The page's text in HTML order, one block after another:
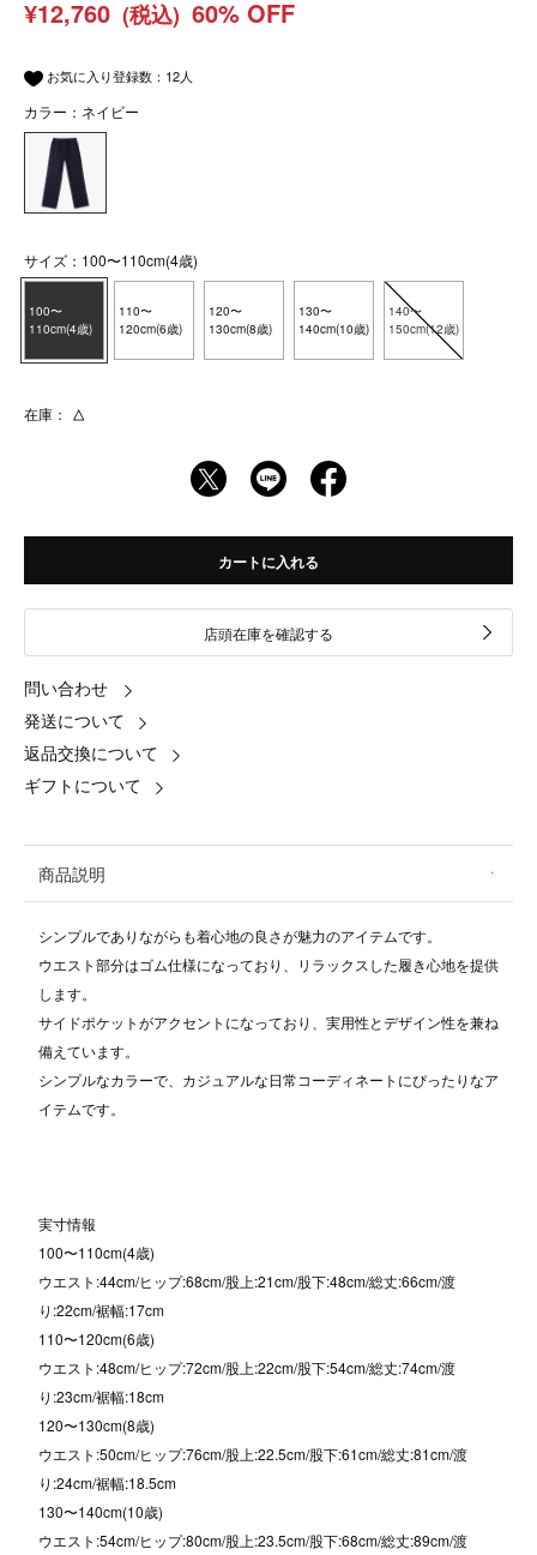
¥12,760 (税込) 60% OFF
お気に入り登録数： 12人
カラー：ネイビー
サイズ：100〜110cm(4歳)
100〜
110cm(4歳)
110〜
120cm(6歳)
120〜
130cm(8歳)
130〜
140cm(10歳)
140〜
150cm(12歳)
在庫： △
カートに入れる
店頭在庫を確認する
問い合わせ
発送について
返品交換について
ギフトについて
商品説明
シンプルでありながらも着心地の良さが魅力のアイテムです。
ウエスト部分はゴム仕様になっており、リラックスした履き心地を提供
します。
サイドポケットがアクセントになっており、実用性とデザイン性を兼ね
備えています。
シンプルなカラーで、カジュアルな日常コーディネートにぴったりなア
イテムです。
実寸情報
100〜110cm(4歳)
ウエスト:44cm/ヒップ:68cm/股上:21cm/股下:48cm/総丈:66cm/渡
り:22cm/裾幅:17cm
110〜120cm(6歳)
ウエスト:48cm/ヒップ:72cm/股上:22cm/股下:54cm/総丈:74cm/渡
り:23cm/裾幅:18cm
120〜130cm(8歳)
ウエスト:50cm/ヒップ:76cm/股上:22.5cm/股下:61cm/総丈:81cm/渡
り:24cm/裾幅:18.5cm
130〜140cm(10歳)
ウエスト:54cm/ヒップ:80cm/股上:23.5cm/股下:68cm/総丈:89cm/渡